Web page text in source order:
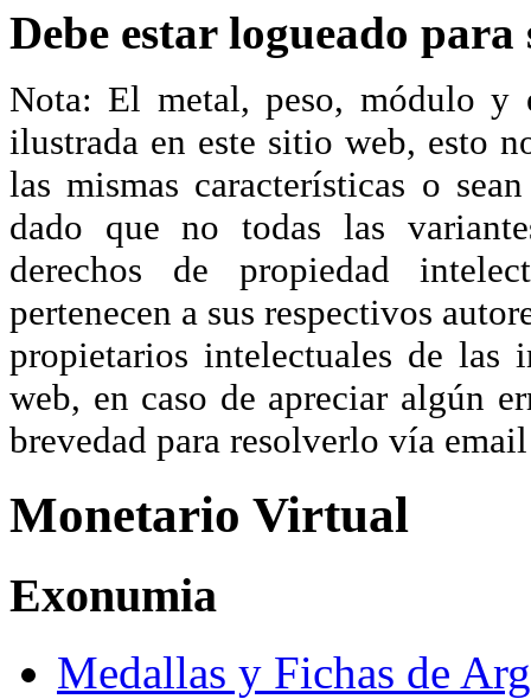
Debe estar logueado
Nota: El metal, peso, módulo y
ilustrada en este sitio web, esto
las mismas características o
dado que no todas las
derechos de propiedad
pertenecen a sus respectivos
propietarios intelectuales de las
web, en caso de apreciar algún
brevedad para resolverlo vía
Monetario Virtual
Exonumia
Medallas y Fichas de